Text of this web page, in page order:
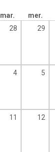
mar. mer.
28 29
4 5
11 12